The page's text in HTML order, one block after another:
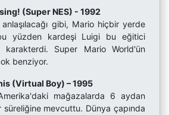
(Super NES) - 1992
anlaşılacağı gibi, Mario hiçbir yerde
yüzden kardeşi Luigi bu eğitici
karakterdi. Super Mario World'ün
benziyor.
(Virtual Boy) – 1995
mağazalarda 6 aydan
süreliğine mevcuttu. Dünya çapında